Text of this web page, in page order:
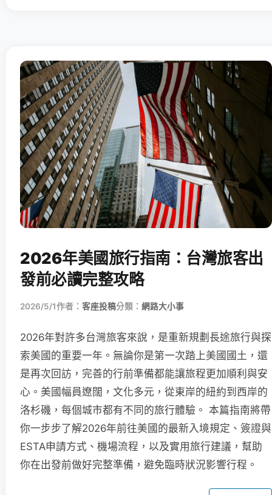
2026年美國旅行指南：台灣旅客出
發前必讀完整攻略
2026/5/1作者： 客座投稿分類： 網路大小事
2026年對許多台灣旅客來說，是重新規劃長途旅行與探
索美國的重要一年。無論你是第一次踏上美國國土，還
是再次回訪，完善的行前準備都能讓旅程更加順利與安
心。美國幅員遼闊，文化多元，從東岸的紐約到西岸的
洛杉磯，每個城市都有不同的旅行體驗。 本篇指南將帶
你一步步了解2026年前往美國的最新入境規定、簽證與
ESTA申請方式、機場流程，以及實用旅行建議，幫助
你在出發前做好完整準備，避免臨時狀況影響行程。